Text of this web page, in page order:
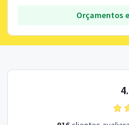
Orçamentos